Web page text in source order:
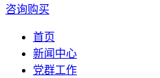
咨询购买
首页
新闻中心
党群工作